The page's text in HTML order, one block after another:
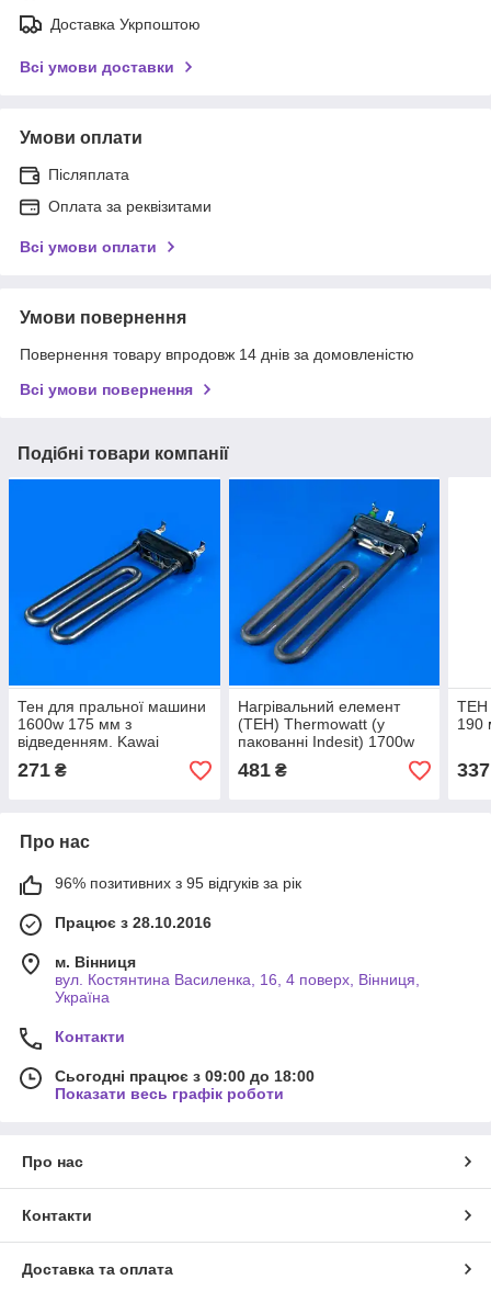
Доставка Укрпоштою
Всі умови доставки
Умови оплати
Післяплата
Оплата за реквізитами
Всі умови оплати
Умови повернення
Повернення товару впродовж 14 днів за домовленістю
Всі умови повернення
Подібні товари компанії
Тен для пральної машини
1600w 175 мм з
відведенням. Kawai
271 ₴
Нагрівальний елемент
(ТЕН) Thermowatt (у
пакованні Indesit) 1700w
190 мм, з відведенням.
481₴
ТЕН
190
337
Про нас
96% позитивних з 95 відгуків за рік
Працює з 28.10.2016
м. Вінниця
вул. Костянтина Василенка, 16, 4 поверх, Вінниця,
Україна
Контакти
Сьогодні працює з 09:00 до 18:00
Показати весь графік роботи
Про нас
Контакти
Доставка та оплата